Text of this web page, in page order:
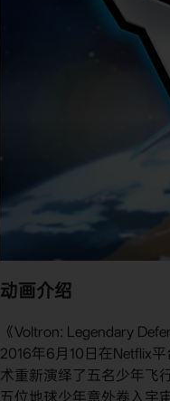
动画介绍
《Voltron: Legendary
2016年6月10日在Netflix
术重新演绎了五名少年飞
五位地球少年意外卷入宇